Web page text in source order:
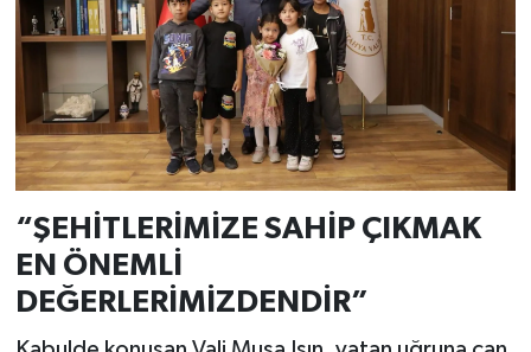
“ŞEHİTLERİMİZE SAHİP ÇIKMAK
EN ÖNEMLİ
DEĞERLERİMİZDENDİR”